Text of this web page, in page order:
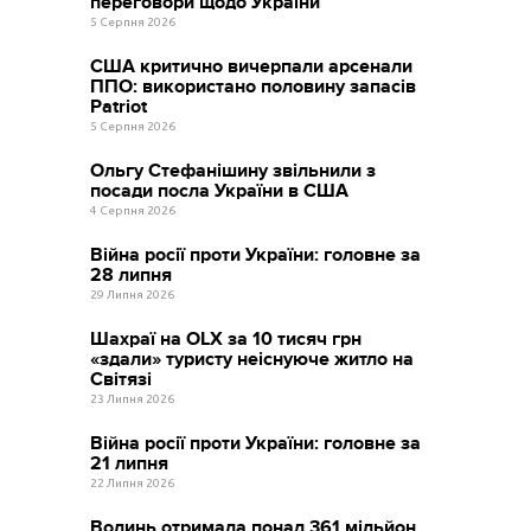
5 Серпня 2026
США критично вичерпали арсенали
ППО: використано половину запасів
Patriot
5 Серпня 2026
Ольгу Стефанішину звільнили з
посади посла України в США
4 Серпня 2026
Війна росії проти України: головне за
28 липня
29 Липня 2026
Шахраї на OLX за 10 тисяч грн
«здали» туристу неіснуюче житло на
Світязі
23 Липня 2026
Війна росії проти України: головне за
21 липня
22 Липня 2026